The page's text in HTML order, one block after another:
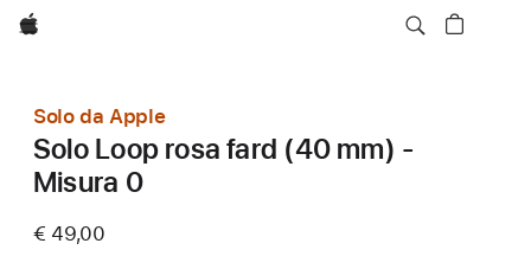
Apple
Solo da Apple
Solo Loop rosa fard (40 mm) -
Misura 0
€ 49,00